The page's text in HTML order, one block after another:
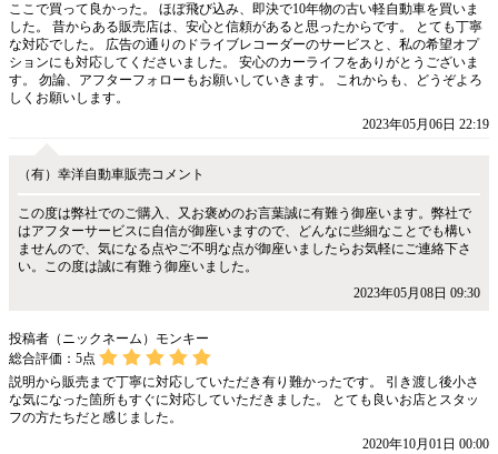
ここで買って良かった。 ほぼ飛び込み、即決で10年物の古い軽自動車を買いま
した。 昔からある販売店は、安心と信頼があると思ったからです。 とても丁寧
な対応でした。 広告の通りのドライブレコーダーのサービスと、私の希望オプ
ションにも対応してくださいました。 安心のカーライフをありがとうございま
す。 勿論、アフターフォローもお願いしていきます。 これからも、どうぞよろ
しくお願いします。
2023年05月06日 22:19
（有）幸洋自動車販売コメント
この度は弊社でのご購入、又お褒めのお言葉誠に有難う御座います。弊社で
はアフターサービスに自信が御座いますので、どんなに些細なことでも構い
ませんので、気になる点やご不明な点が御座いましたらお気軽にご連絡下さ
い。この度は誠に有難う御座いました。
2023年05月08日 09:30
投稿者（ニックネーム）モンキー
総合評価： 5点
説明から販売まで丁寧に対応していただき有り難かったです。 引き渡し後小さ
な気になった箇所もすぐに対応していただきました。 とても良いお店とスタッ
フの方たちだと感じました。
2020年10月01日 00:00